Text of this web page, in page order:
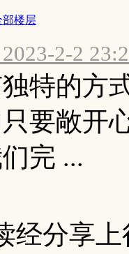
部楼层
2-2
特的方
要敞开
完 ...
经分享